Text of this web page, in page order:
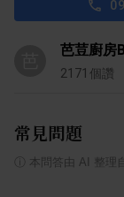
芭荳廚
2171 個讚
常見問題
本問答由 AI 整理